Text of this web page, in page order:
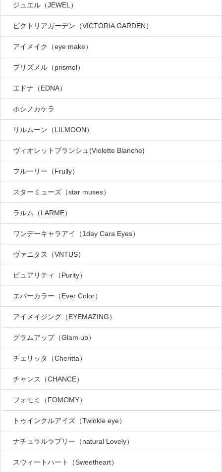
ジュエル（JEWEL）
ビクトリアガーデン（VICTORIA GARDEN）
アイメイク（eye make）
プリズメル（prismel）
エドナ（EDNA）
ホシノカケラ
リルムーン（LILMOON）
ヴィオレットブランシュ(Violette Blanche)
フルーリー（Frully）
スターミューズ（star muses）
ラルム（LARME）
ワンデーキャラアイ（1day Cara Eyes）
ヴァニタス（VNTUS）
ピュアリティ（Purity）
エバーカラー（Ever Color）
アイメイジング（EYEMAZING）
グラムアップ（Glam up）
チェリッタ（Cheritta）
チャンス（CHANCE）
フォモミ（FOMOMY）
トゥインクルアイズ（Twinkle eye）
ナチュラルラブリー（natural Lovely）
スウィートハート（Sweetheart）